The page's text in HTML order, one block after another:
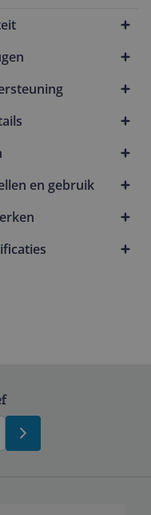
en gebruik